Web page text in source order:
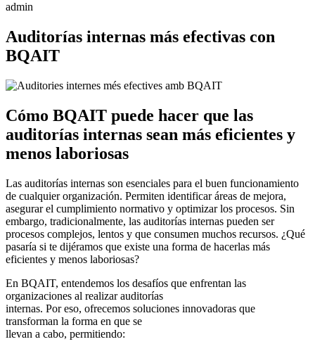
admin
Auditorías internas más efectivas con
BQAIT
Cómo BQAIT puede hacer que las
auditorías internas sean más eficientes y
menos laboriosas
Las auditorías internas son esenciales para el buen funcionamiento
de cualquier organización. Permiten identificar áreas de mejora,
asegurar el cumplimiento normativo y optimizar los procesos. Sin
embargo, tradicionalmente, las auditorías internas pueden ser
procesos complejos, lentos y que consumen muchos recursos. ¿Qué
pasaría si te dijéramos que existe una forma de hacerlas más
eficientes y menos laboriosas?
En BQAIT, entendemos los desafíos que enfrentan las
organizaciones al realizar auditorías
internas. Por eso, ofrecemos soluciones innovadoras que
transforman la forma en que se
llevan a cabo, permitiendo: